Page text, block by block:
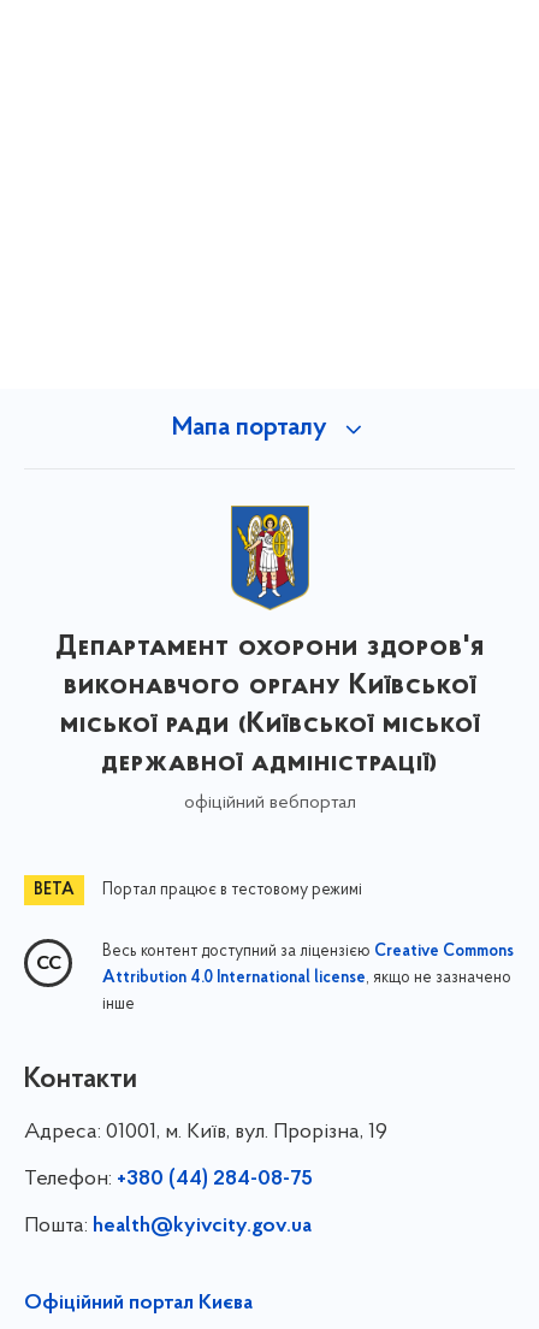
Мапа порталу
Департамент охорони здоров'я
виконавчого органу Київської
міської ради (Київської міської
державної адміністрації)
офіційний вебпортал
Портал працює в тестовому режимі
Весь контент доступний за ліцензією Creative Commons
Attribution 4.0 International license, якщо не зазначено
інше
Контакти
Адреса: 01001, м. Київ, вул. Прорізна, 19
Телефон: +380 (44) 284-08-75
Пошта: health@kyivcity.gov.ua
Офіційний портал Києва